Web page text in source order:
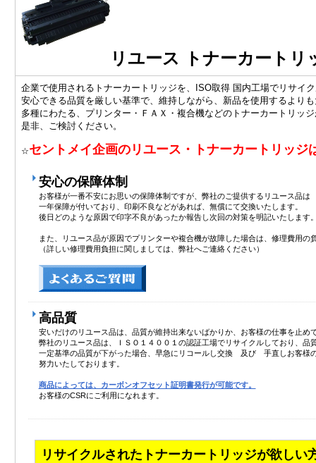
リユース トナーカートリ
企業で使用されるトナーカートリッジを、ISO取得 国内工場でリサイ
安心できる品質を厳しい基準で、維持しながら、新品を使用するより
多種にわたる、プリンター・ＦＡＸ・複合機などのトナーカートリッ
是非、ご検討ください。
☆セントメイ企画のリユース・トナーカートリッジ
安心の保障体制
お客様が一番不安にお思いの保障体制ですが、弊社のご提供するリユース品は
一年保障が付いており、印刷不良などがあれば、無償にて交換いたします。
後日どのような原因で印字不良があったか報告し次回の対策を明記いたします
また、リユース品が原因でプリンターや複合機が故障した場合は、修理費用の
（詳しい修理費用負担に関しましては、弊社へご連絡ください）
高品質
安いだけのリユース品は、品質が維持出来ないばかりか、お客様の仕事を止め
弊社のリユース品は、ＩＳＯ１４００１の認証工場でリサイクルしており、品
一定基準の品質が下がった場合、早急にリコールし交換 及び 手直しお客様
努力いたしております。
商品によっては、カーボンオフセット証明書発行が可能です。
お客様のCSRにご利用になれます。
リサイクルされたトナーカートリッジが欲しい